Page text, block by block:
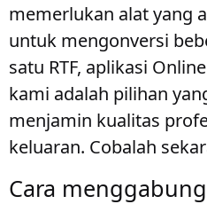
memerlukan alat yang
untuk mengonversi
satu RTF, aplikasi
kami adalah pilihan
menjamin kualitas
keluaran. Cobalah
Cara